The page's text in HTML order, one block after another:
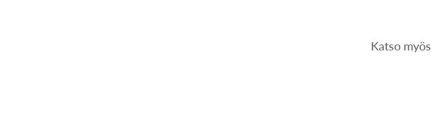
Katso myös